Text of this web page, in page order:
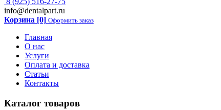
info@dentalpart.ru
Корзина [0] Оформить заказ
Главная
О нас
Услуги
Оплата и доставка
Статьи
Контакты
Каталог товаров